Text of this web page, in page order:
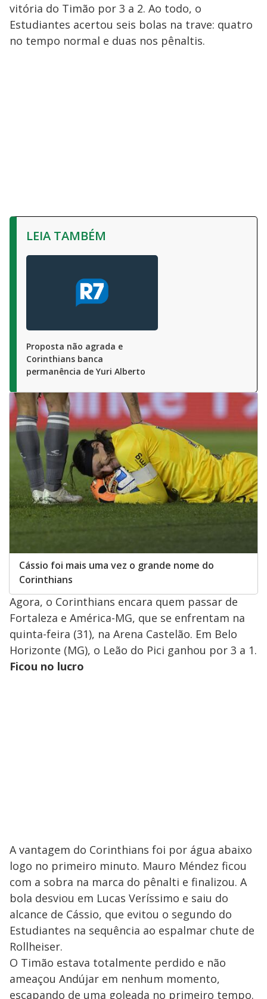
vitória do Timão por 3 a 2. Ao todo, o
Estudiantes acertou seis bolas na trave: quatro
no tempo normal e duas nos pênaltis.
LEIA TAMBÉM
Proposta não agrada e
Corinthians banca
permanência de Yuri Alberto
Cássio foi mais uma vez o grande nome do
Corinthians
Agora, o Corinthians encara quem passar de
Fortaleza e América-MG, que se enfrentam na
quinta-feira (31), na Arena Castelão. Em Belo
Horizonte (MG), o Leão do Pici ganhou por 3 a 1.
Ficou no lucro
A vantagem do Corinthians foi por água abaixo
logo no primeiro minuto. Mauro Méndez ficou
com a sobra na marca do pênalti e finalizou. A
bola desviou em Lucas Veríssimo e saiu do
alcance de Cássio, que evitou o segundo do
Estudiantes na sequência ao espalmar chute de
Rollheiser.
O Timão estava totalmente perdido e não
ameaçou Andújar em nenhum momento,
escapando de uma goleada no primeiro tempo.